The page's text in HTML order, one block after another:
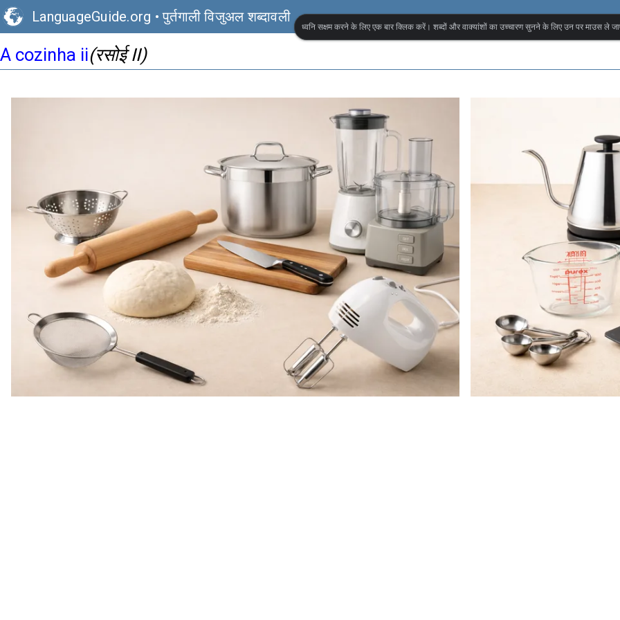
LanguageGuide.org •पुर्तगाली विजुअल शब्दावली
A cozinha ii(रसोई II)
ध्वनि सक्षम करने के लिए एक बार क्लिक करें। शब्दों और वाक्यांशों का उच्चारण सुनने के लिए उन पर माउस ले